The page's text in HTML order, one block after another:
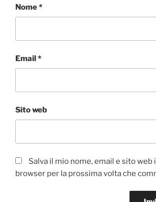
Nome*
Email*
Sito web
Salva il mio nome, email e sito web
browser per la prossima volta che